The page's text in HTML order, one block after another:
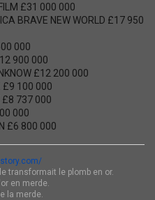
£31 000 000
BRAVE NEW WORLD £17 950
000
900 000
£12 200 000
£9 100 000
£8 737 000
000
£6 800 000
transformait le plomb en or.
en merde.
la merde.